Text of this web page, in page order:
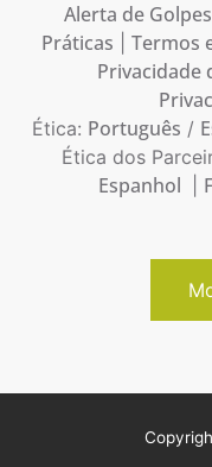
Alerta de Golpes
Práticas
Termos
Privacidade
Ética: Português /
Ética dos
Espanhol